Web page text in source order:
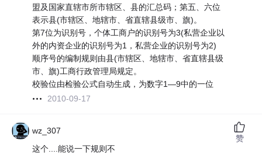
盟及国家直辖市所市辖区、县的汇总码；第五、六位
表示县(市辖区、地辖市、省直辖县级市、旗)。
第7位为识别号，个体工商户的识别号为3(私营企业以
外的内资企业的识别号为1，私营企业的识别号为2)
顺序号的编制规则由县(市辖区、地辖市、省直辖县级
市、旗)工商行政管理局规定。
校验位由检验公式自动生成，为数字1—9中的一位
2010-09-17
wz_307
这个....能说一下规则不
赞